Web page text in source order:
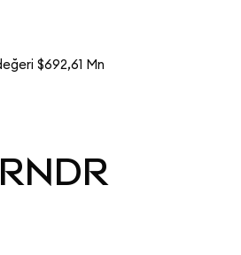
$692,61 Mn
RNDR